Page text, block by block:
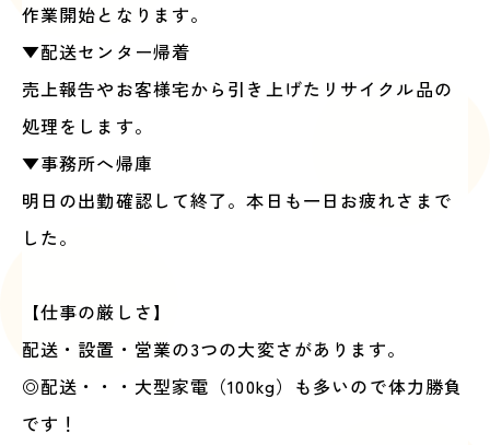
作業開始となります。
▼配送センター帰着
売上報告やお客様宅から引き上げたリサイクル品の
処理をします。
▼事務所へ帰庫
明日の出勤確認して終了。本日も一日お疲れさまで
した。
【仕事の厳しさ】
配送・設置・営業の3つの大変さがあります。
◎配送・・・大型家電（100kg）も多いので体力勝負
です！